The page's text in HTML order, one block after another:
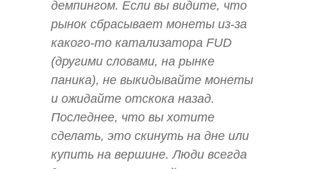
демпингом. Если вы видите, что
рынок сбрасывает монеты из-за
какого-то катализатора FUD
(другими словами, на рынке
паника), не выкидывайте монеты
и ожидайте отскока назад.
Последнее, что вы хотите
сделать, это скинуть на дне или
купить на вершине. Люди всегда